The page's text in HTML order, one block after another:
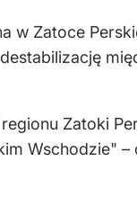
w Zatoce
Zatoki
Wschodzie" –